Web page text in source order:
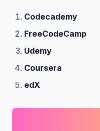
Codecademy
FreeCodeCamp
Udemy
Coursera
edX